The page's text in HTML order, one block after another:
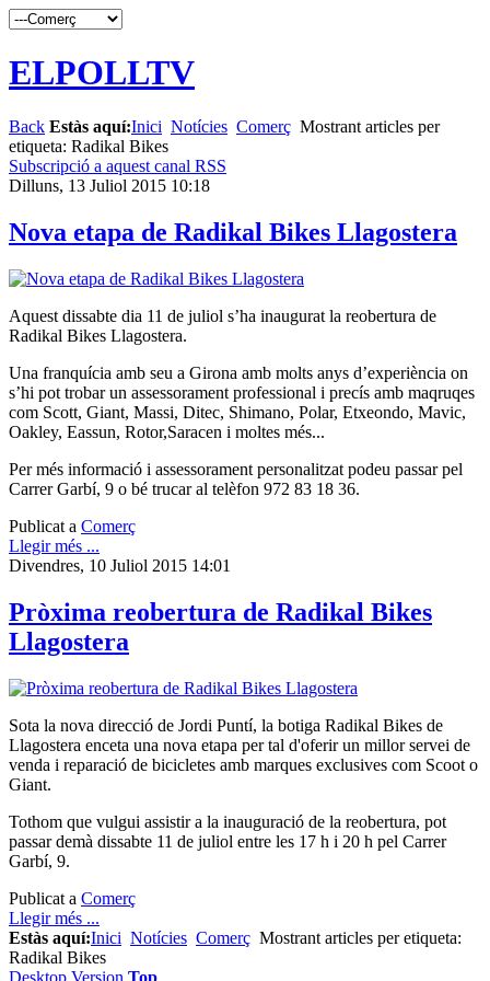
ELPOLLTV
Back Estàs aquí:Inici Notícies Comerç Mostrant articles per
etiqueta: Radikal Bikes
Subscripció a aquest canal RSS
Dilluns, 13 Juliol 2015 10:18
Nova etapa de Radikal Bikes Llagostera
Aquest dissabte dia 11 de juliol s’ha inaugurat la reobertura de
Radikal Bikes Llagostera.
Una franquícia amb seu a Girona amb molts anys d’experiència on
s’hi pot trobar un assessorament professional i precís amb maqruqes
com Scott, Giant, Massi, Ditec, Shimano, Polar, Etxeondo, Mavic,
Oakley, Eassun, Rotor,Saracen i moltes més...
Per més informació i assessorament personalitzat podeu passar pel
Carrer Garbí, 9 o bé trucar al telèfon 972 83 18 36.
Publicat a Comerç
Llegir més ...
Divendres, 10 Juliol 2015 14:01
Pròxima reobertura de Radikal Bikes
Llagostera
Sota la nova direcció de Jordi Puntí, la botiga Radikal Bikes de
Llagostera enceta una nova etapa per tal d'oferir un millor servei de
venda i reparació de bicicletes amb marques exclusives com Scoot o
Giant.
Tothom que vulgui assistir a la inauguració de la reobertura, pot
passar demà dissabte 11 de juliol entre les 17 h i 20 h pel Carrer
Garbí, 9.
Publicat a Comerç
Llegir més ...
Estàs aquí:Inici Notícies Comerç Mostrant articles per etiqueta:
Radikal Bikes
Desktop Version Top